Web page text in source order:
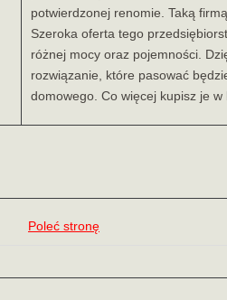
potwierdzonej renomie. Taką
Szeroka oferta tego
różnej mocy oraz pojemności.
rozwiązanie, które pasować
domowego. Co więcej kupisz je
Poleć stronę